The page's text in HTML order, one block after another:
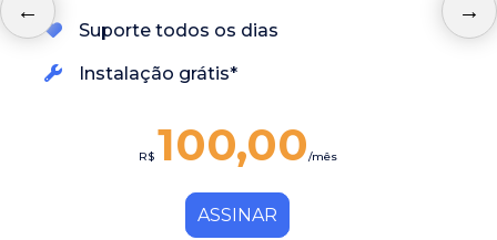
Suporte todos os dias
Instalação grátis*
R$ 100,00/mês
ASSINAR